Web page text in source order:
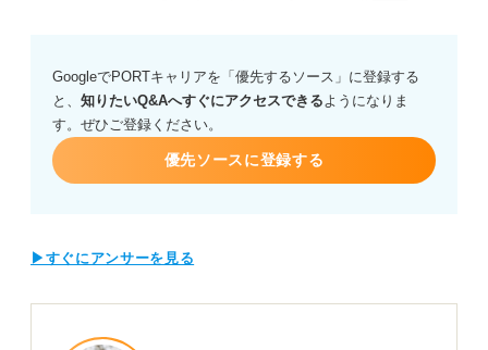
も踏まえて教えていただきたいです。またもしタイツが
NGな場合、ストッキングで乗り切るための効果的な寒さ
対策があればアドバイスをお願いします。
GoogleでPORTキャリアを「優先するソース」に登録する
と、 知りたいQ&Aへすぐにアクセスできるようになりま
す。ぜひご登録ください。
優先ソースに登録する
▶すぐにアンサーを見る